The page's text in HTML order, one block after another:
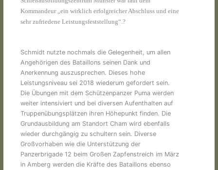
Kommandeur „ein wirklich erfolgreicher Abschluss und eine
sehr zufriedene Leistungsfeststellung“.?
Schmidt nutzte nochmals die Gelegenheit, um allen
Angehörigen des Bataillons seinen Dank und
Anerkennung auszusprechen. Dieses hohe
Leistungsniveau sei 2018 wiederum gefordert sein.
Die Übungen mit dem Schützenpanzer Puma werden
weiter intensiviert und bei diversen Aufenthalten auf
Truppenübungsplätzen ihren Höhepunkt finden. Die
Grundausbildung am Standort Cham wird ebenfalls
wieder durchgängig zu schultern sein. Diverse
Großvorhaben wie die Unterstützung der
Panzerbrigade 12 beim Großen Zapfenstreich im März
in Amberg werden die Kräfte des Bataillons ebenso